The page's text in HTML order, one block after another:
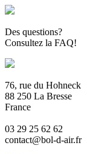
Des questions?
Consultez la FAQ!
76, rue du Hohneck
88 250 La Bresse
France
03 29 25 62 62
contact@bol-d-air.fr